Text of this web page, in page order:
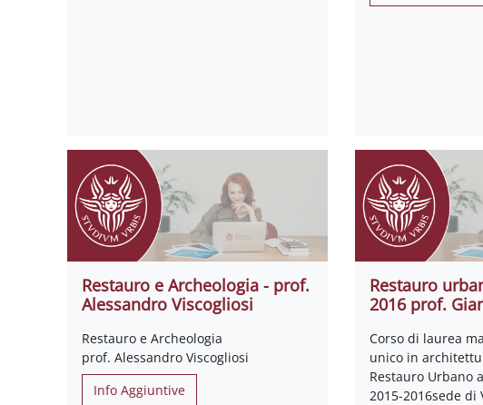
Restauro e Archeologia - prof.
Alessandro Viscogliosi
Restauro e Archeologia
prof. Alessandro Viscogliosi
Info Aggiuntive
Restauro
2016 prof.
Corso di laurea
unico in
Restauro Urbano
2015-2016sede di